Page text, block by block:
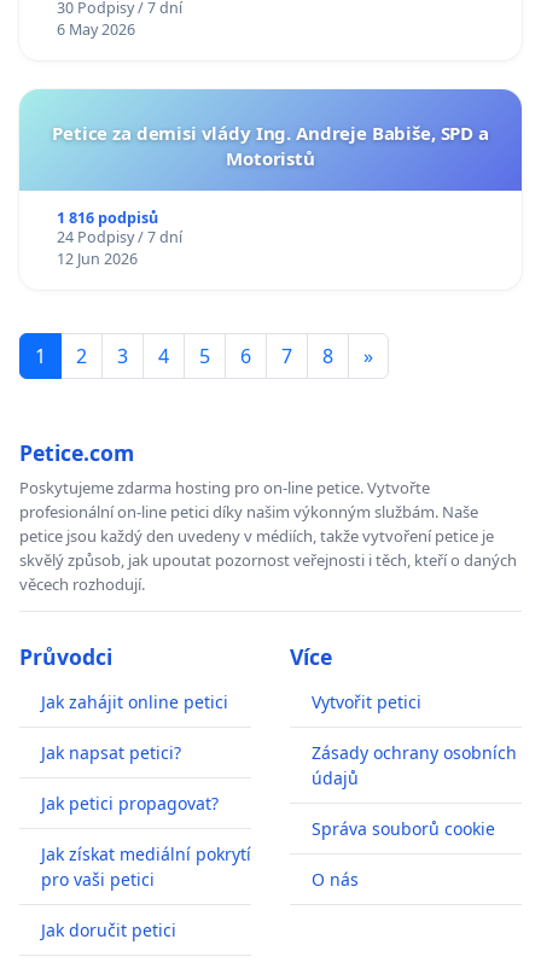
30 Podpisy / 7 dní
6 May 2026
Petice za demisi vlády Ing. Andreje Babiše, SPD a
Motoristů
1 816 podpisů
24 Podpisy / 7 dní
12 Jun 2026
1 2 3 4 5 6 7 8 »
Petice.com
Poskytujeme zdarma hosting pro on-line petice. Vytvořte
profesionální on-line petici díky našim výkonným službám. Naše
petice jsou každý den uvedeny v médiích, takže vytvoření petice je
skvělý způsob, jak upoutat pozornost veřejnosti i těch, kteří o daných
věcech rozhodují.
Průvodci
Jak zahájit online petici
Jak napsat petici?
Jak petici propagovat?
Jak získat mediální pokrytí
pro vaši petici
Jak doručit petici
Více
Vytvořit petici
Zásady ochrany osobních
údajů
Správa souborů cookie
O nás